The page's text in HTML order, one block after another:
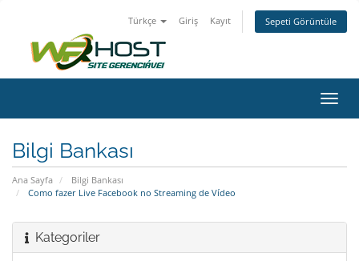
Türkçe Giriş Kayıt Sepeti Görüntüle
Bilgi Bankası
Ana Sayfa
Bilgi Bankası
Como fazer Live Facebook no Streaming de Vídeo
Kategoriler